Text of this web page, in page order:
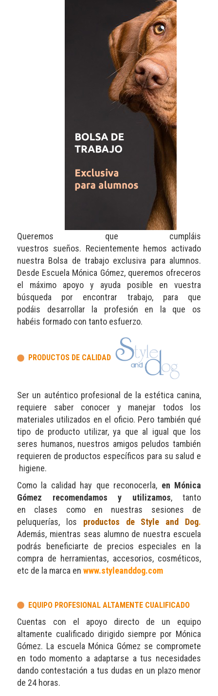
Queremos que cumpláis
vuestros sueños. Recientemente hemos activado
nuestra Bolsa de trabajo exclusiva para alumnos.
Desde Escuela Mónica Gómez, queremos ofreceros
el máximo apoyo y ayuda posible en vuestra
búsqueda por encontrar trabajo, para que
podáis desarrollar la profesión en la que os
habéis formado con tanto esfuerzo.
PRODUCTOS DE CALIDAD
Ser un auténtico profesional de la estética canina,
requiere saber conocer y manejar todos los
materiales utilizados en el oficio. Pero también qué
tipo de producto utilizar, ya que al igual que los
seres humanos, nuestros amigos peludos también
requieren de productos específicos para su salud e
higiene.
Como la calidad hay que reconocerla, en Mónica
Gómez recomendamos y utilizamos, tanto
en clases como en nuestras sesiones de
peluquerías, los productos de Style and Dog.
Además, mientras seas alumno de nuestra escuela
podrás beneficiarte de precios especiales en la
compra de herramientas, accesorios, cosméticos,
etc de la marca en www.styleanddog.com
EQUIPO PROFESIONAL ALTAMENTE CUALIFICADO
Cuentas con el apoyo directo de un equipo
altamente cualificado dirigido siempre por Mónica
Gómez. La escuela Mónica Gómez se compromete
en todo momento a adaptarse a tus necesidades
dando contestación a tus dudas en un plazo menor
de 24 horas.